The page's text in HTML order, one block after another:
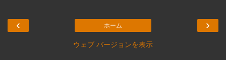
‹ ›
ホーム
ウェブ バージョンを表示